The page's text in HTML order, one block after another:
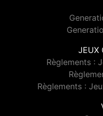
JEUX
Règlements :
Règlements :